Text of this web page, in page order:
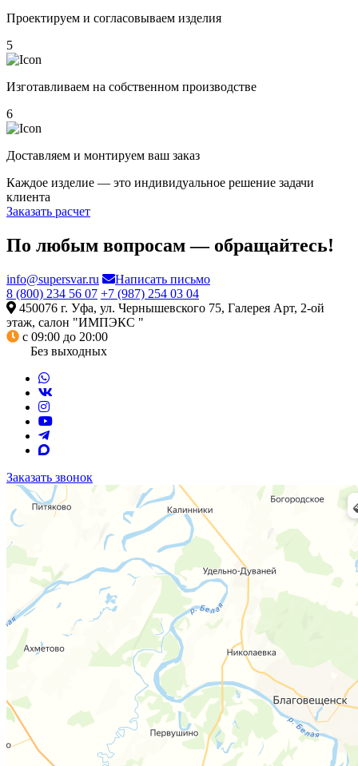
Проектируем и согласовываем изделия
5
Изготавливаем на собственном производстве
6
Доставляем и монтируем ваш заказ
Каждое изделие — это индивидуальное решение задачи
клиента
Заказать расчет
По любым вопросам — обращайтесь!
info@supersvar.ru
Написать письмо
8 (800) 234 56 07 +7 (987) 254 03 04
450076 г. Уфа, ул. Чернышевского 75, Галерея Арт, 2-ой
этаж, салон "ИМПЭКС "
с 09:00 до 20:00
Без выходных
Заказать звонок